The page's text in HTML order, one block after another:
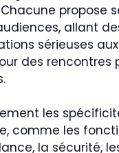
propose
allant
sérieuses aux
des rencontres
les
comme les
la sécurité,